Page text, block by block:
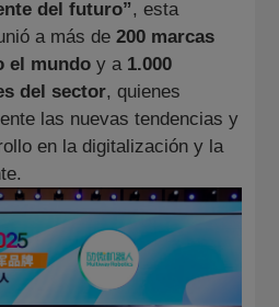
del futuro”, esta
a más de200 marcas
el mundo y a 1.000
del sector, quienes
las nuevas tendencias y
en la digitalización y la